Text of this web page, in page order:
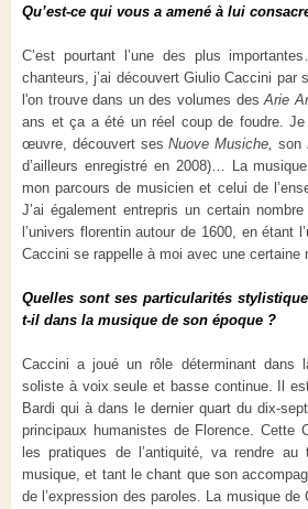
Qu’est-ce qui vous a amené à lui
C’est pourtant l’une des plus
chanteurs, j’ai découvert Giulio Caccini par
l'on trouve dans un des volumes desArie
ans et ça a été un réel coup de foudre.
œuvre, découvert sesNuove Musiche, son
d’ailleurs enregistré en 2008)… La
mon parcours de musicien et celui de
J’ai également entrepris un certain
l’univers florentin autour de 1600, en étant
Caccini se rappelle à moi avec une certaine
Quelles sont ses particularités
t-il dans la musique de son époque ?
Caccini a joué un rôle déterminant dans
soliste à voix seule et basse continue. Il
Bardi qui à dans le dernier quart du dix-
principaux humanistes de Florence. Cette
les pratiques de l’antiquité, va rendre
musique, et tant le chant que son
de l’expression des paroles. La musique